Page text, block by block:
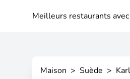
Meilleurs restaurants
Maison > Suède >